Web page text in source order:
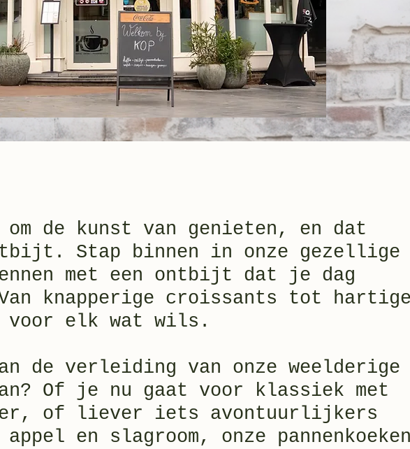
de kunst van genieten, en dat
Stap binnen in onze gezellige
met een ontbijt dat je dag
knapperige croissants tot hartige
voor elk wat wils.
de verleiding van onze weelderige
Of je nu gaat voor klassiek met
of liever iets avontuurlijkers
en slagroom, onze pannenkoeken